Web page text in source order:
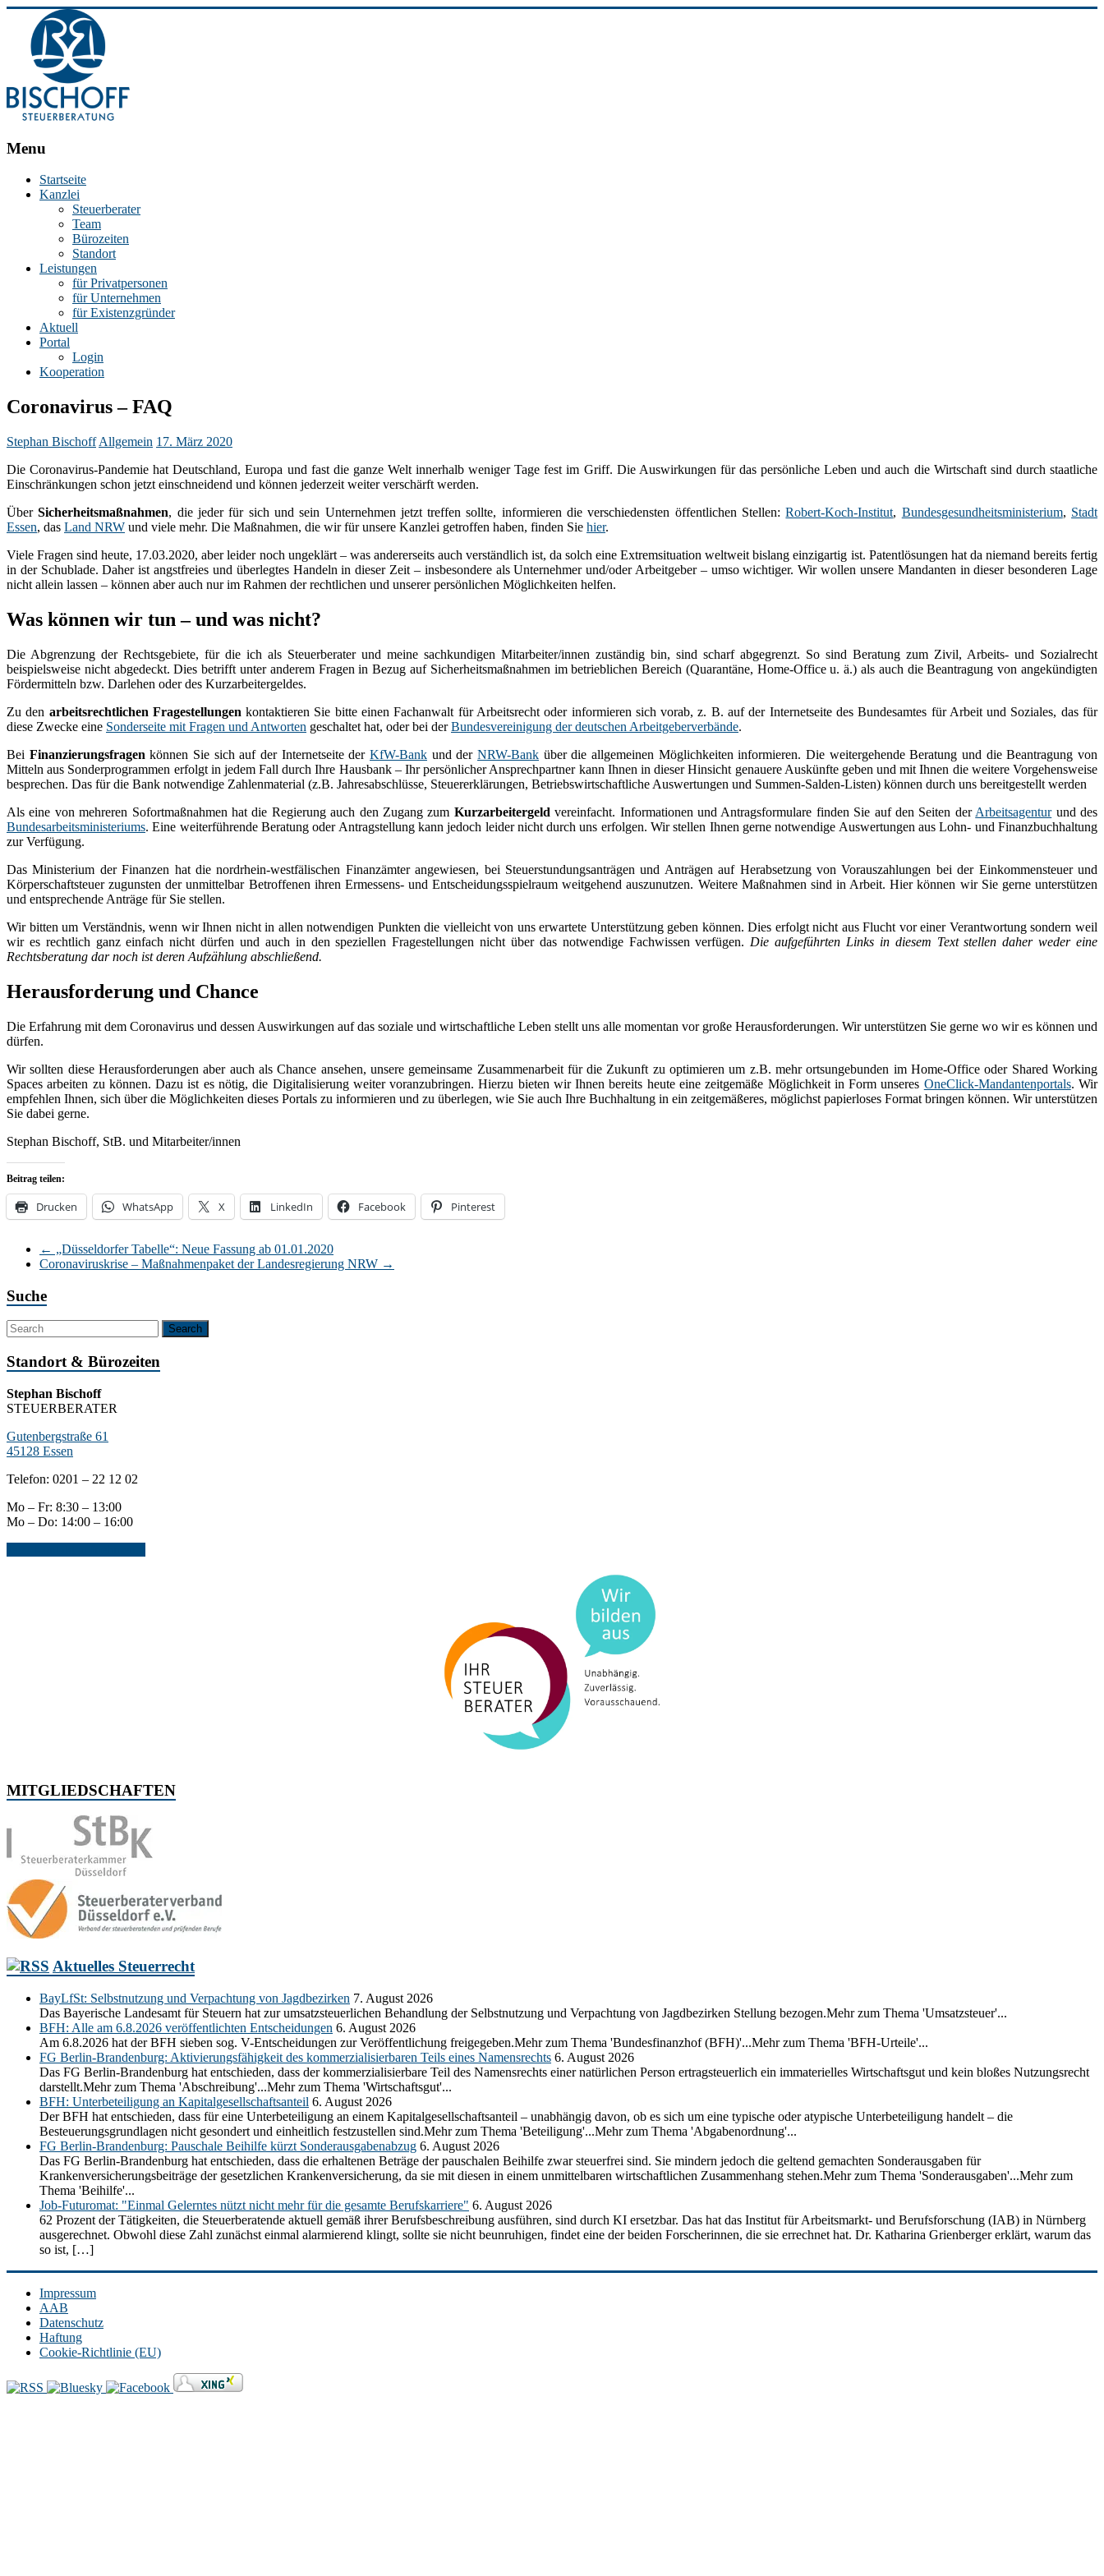
BISCHOFF
Stephan
Steuerberater
Essen
Menu
Startseite
Kanzlei
Steuerberater
Team
Bürozeiten
Standort
Leistungen
für Privatpersonen
für Unternehmen
für Existenzgründer
Aktuell
Portal
Login
Kooperation
Coronavirus – FAQ
Stephan Bischoff Allgemein 17. März 2020
Die Coronavirus-Pandemie hat Deutschland, Europa und fast die ganze Welt innerhalb weniger Tage fest im Griff. Die Auswirkungen für das persönliche Leben und auch die Wirtschaft sind durch staatliche
Einschränkungen schon jetzt einschneidend und können jederzeit weiter verschärft werden.
ÜberSicherheitsmaßnahmen, die jeder für sich und sein Unternehmen jetzt treffen sollte, informieren die verschiedensten öffentlichen Stellen:Robert-Koch-Institut, Bundesgesundheitsministerium, Stadt
Essen, das Land NRW und viele mehr. Die Maßnahmen, die wir für unsere Kanzlei getroffen haben, finden Sie hier.
Viele Fragen sind heute, 17.03.2020, aber leider noch ungeklärt – was andererseits auch verständlich ist, da solch eine Extremsituation weltweit bislang einzigartig ist. Patentlösungen hat da niemand bereits fertig
in der Schublade. Daher ist angstfreies und überlegtes Handeln in dieser Zeit – insbesondere als Unternehmer und/oder Arbeitgeber – umso wichtiger. Wir wollen unsere Mandanten in dieser besonderen Lage
nicht allein lassen – können aber auch nur im Rahmen der rechtlichen und unserer persönlichen Möglichkeiten helfen.
Was können wir tun – und was nicht?
Die Abgrenzung der Rechtsgebiete, für die ich als Steuerberater und meine sachkundigen Mitarbeiter/innen zuständig bin, sind scharf abgegrenzt. So sind Beratung zum Zivil, Arbeits- und Sozialrecht
beispielsweise nicht abgedeckt. Dies betrifft unter anderem Fragen in Bezug auf Sicherheitsmaßnahmen im betrieblichen Bereich (Quarantäne, Home-Office u. ä.) als auch die Beantragung von angekündigten
Fördermitteln bzw. Darlehen oder des Kurzarbeitergeldes.
Zu den arbeitsrechtlichen Fragestellungen kontaktieren Sie bitte einen Fachanwalt für Arbeitsrecht oder informieren sich vorab, z. B. auf der Internetseite des Bundesamtes für Arbeit und Soziales, das für
diese Zwecke eine Sonderseite mit Fragen und Antworten geschaltet hat, oder bei derBundesvereinigung der deutschen Arbeitgeberverbände.
Bei Finanzierungsfragenkönnen Sie sich auf der Internetseite derKfW-Bank und derNRW-Bank über die allgemeinen Möglichkeiten informieren. Die weitergehende Beratung und die Beantragung von
Mitteln aus Sonderprogrammen erfolgt in jedem Fall durch Ihre Hausbank – Ihr persönlicher Ansprechpartner kann Ihnen in dieser Hinsicht genauere Auskünfte geben und mit Ihnen die weitere Vorgehensweise
besprechen. Das für die Bank notwendige Zahlenmaterial (z.B. Jahresabschlüsse, Steuererklärungen, Betriebswirtschaftliche Auswertungen und Summen-Salden-Listen) können durch uns bereitgestellt werden
Als eine von mehreren Sofortmaßnahmen hat die Regierung auch den Zugang zum Kurzarbeitergeldvereinfacht. Informationen und Antragsformulare finden Sie auf den Seiten der Arbeitsagenturund des
Bundesarbeitsministeriums. Eine weiterführende Beratung oder Antragstellung kann jedoch leider nicht durch uns erfolgen. Wir stellen Ihnen gerne notwendige Auswertungen aus Lohn- und Finanzbuchhaltung
zur Verfügung.
Das Ministerium der Finanzen hat die nordrhein-westfälischen Finanzämter angewiesen, bei Steuerstundungsanträgen und Anträgen auf Herabsetzung von Vorauszahlungen bei der Einkommensteuer und
Körperschaftsteuer zugunsten der unmittelbar Betroffenen ihren Ermessens- und Entscheidungsspielraum weitgehend auszunutzen. Weitere Maßnahmen sind in Arbeit. Hier können wir Sie gerne unterstützen
und entsprechende Anträge für Sie stellen.
Wir bitten um Verständnis, wenn wir Ihnen nicht in allen notwendigen Punkten die vielleicht von uns erwartete Unterstützung geben können. Dies erfolgt nicht aus Flucht vor einer Verantwortung sondern weil
wir es rechtlich ganz einfach nicht dürfen und auch in den speziellen Fragestellungen nicht über das notwendige Fachwissen verfügen. Die aufgeführten Links in diesem Text stellen daher weder eine
Rechtsberatung dar noch ist deren Aufzählung abschließend.
Herausforderung und Chance
Die Erfahrung mit dem Coronavirus und dessen Auswirkungen auf das soziale und wirtschaftliche Leben stellt uns alle momentan vor große Herausforderungen. Wir unterstützen Sie gerne wo wir es können und
dürfen.
Wir sollten diese Herausforderungen aber auch als Chance ansehen, unsere gemeinsame Zusammenarbeit für die Zukunft zu optimieren um z.B. mehr ortsungebunden im Home-Office oder Shared Working
Spaces arbeiten zu können. Dazu ist es nötig, die Digitalisierung weiter voranzubringen. Hierzu bieten wir Ihnen bereits heute eine zeitgemäße Möglichkeit in Form unseres OneClick-Mandantenportals. Wir
empfehlen Ihnen, sich über die Möglichkeiten dieses Portals zu informieren und zu überlegen, wie Sie auch Ihre Buchhaltung in ein zeitgemäßeres, möglichst papierloses Format bringen können. Wir unterstützen
Sie dabei gerne.
Stephan Bischoff, StB. und Mitarbeiter/innen
Beitrag teilen:
Drucken WhatsApp X LinkedIn Facebook Pinterest
← „Düsseldorfer Tabelle“: Neue Fassung ab 01.01.2020
Coronaviruskrise – Maßnahmenpaket der Landesregierung NRW →
Suche
Standort & Bürozeiten
Stephan Bischoff
STEUERBERATER
Gutenbergstraße 61
45128 Essen
Telefon: 0201 – 22 12 02
Mo – Fr: 8:30 – 13:00
Mo – Do: 14:00 – 16:00
MITGLIEDSCHAFTEN
Aktuelles Steuerrecht
BayLfSt: Selbstnutzung und Verpachtung von Jagdbezirken 7. August 2026
Das Bayerische Landesamt für Steuern hat zur umsatzsteuerlichen Behandlung der Selbstnutzung und Verpachtung von Jagdbezirken Stellung bezogen.Mehr zum Thema 'Umsatzsteuer'...
BFH: Alle am 6.8.2026 veröffentlichten Entscheidungen 6. August 2026
Am 6.8.2026 hat der BFH sieben sog. V-Entscheidungen zur Veröffentlichung freigegeben.Mehr zum Thema 'Bundesfinanzhof (BFH)'...Mehr zum Thema 'BFH-Urteile'...
FG Berlin-Brandenburg: Aktivierungsfähigkeit des kommerzialisierbaren Teils eines Namensrechts 6. August 2026
Das FG Berlin-Brandenburg hat entschieden, dass der kommerzialisierbare Teil des Namensrechts einer natürlichen Person ertragsteuerlich ein immaterielles Wirtschaftsgut und kein bloßes Nutzungsrecht
darstellt.Mehr zum Thema 'Abschreibung'...Mehr zum Thema 'Wirtschaftsgut'...
BFH: Unterbeteiligung an Kapitalgesellschaftsanteil 6. August 2026
Der BFH hat entschieden, dass für eine Unterbeteiligung an einem Kapitalgesellschaftsanteil – unabhängig davon, ob es sich um eine typische oder atypische Unterbeteiligung handelt – die
Besteuerungsgrundlagen nicht gesondert und einheitlich festzustellen sind.Mehr zum Thema 'Beteiligung'...Mehr zum Thema 'Abgabenordnung'...
FG Berlin-Brandenburg: Pauschale Beihilfe kürzt Sonderausgabenabzug 6. August 2026
Das FG Berlin-Brandenburg hat entschieden, dass die erhaltenen Beträge der pauschalen Beihilfe zwar steuerfrei sind. Sie mindern jedoch die geltend gemachten Sonderausgaben für
Krankenversicherungsbeiträge der gesetzlichen Krankenversicherung, da sie mit diesen in einem unmittelbaren wirtschaftlichen Zusammenhang stehen.Mehr zum Thema 'Sonderausgaben'...Mehr zum
Thema 'Beihilfe'...
Job-Futuromat: "Einmal Gelerntes nützt nicht mehr für die gesamte Berufskarriere" 6. August 2026
62 Prozent der Tätigkeiten, die Steuerberatende aktuell gemäß ihrer Berufsbeschreibung ausführen, sind durch KI ersetzbar. Das hat das Institut für Arbeitsmarkt- und Berufsforschung (IAB) in Nürnberg
ausgerechnet. Obwohl diese Zahl zunächst einmal alarmierend klingt, sollte sie nicht beunruhigen, findet eine der beiden Forscherinnen, die sie errechnet hat. Dr. Katharina Grienberger erklärt, warum das
so ist, […]
Impressum
AAB
Datenschutz
Haftung
Cookie-Richtlinie (EU)